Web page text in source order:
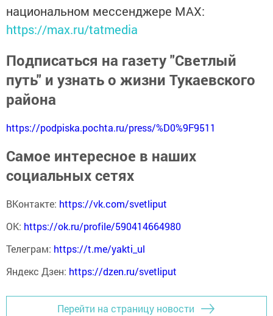
национальном мессенджере MАХ:
https://max.ru/tatmedia
Подписаться на газету "Светлый
путь" и узнать о жизни Тукаевского
района
https://podpiska.pochta.ru/press/%D0%9F9511
Самое интересное в наших
социальных сетях
ВКонтакте: https://vk.com/svetliput
ОК: https://ok.ru/profile/590414664980
Телеграм: https://t.me/yakti_ul
Яндекс Дзен: https://dzen.ru/svetliput
Перейти на страницу новости